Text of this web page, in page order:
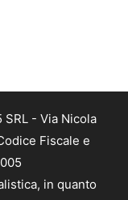
- Via Nicola
Fiscale e
in quanto